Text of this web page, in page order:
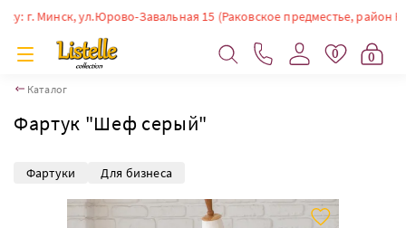
г. Минск, ул.Юрово-Завальная 15 (Раковское предместье, район
0 0
Каталог
Фартук "Шеф серый"
Фартуки Для бизнеса